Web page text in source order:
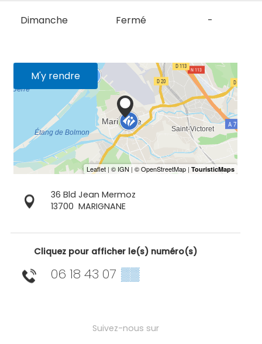
Dimanche Fermé -
M'y rendre
36 Bld Jean Mermoz
13700 MARIGNANE
Cliquez pour afficher le(s) numéro(s)
06 18 43 07 ▒▒
Suivez-nous sur